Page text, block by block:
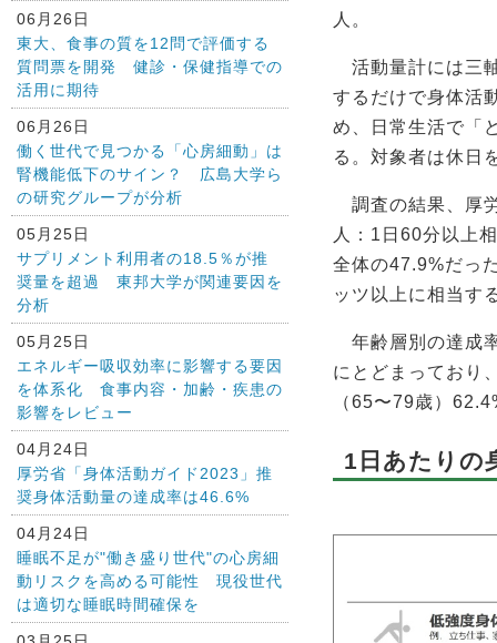
人。
活動量計には三
するだけで身体活
め、日常生活で「
る。対象者は休日
調査の結果、厚
人：1日60分以上
全体の47.9%だっ
ッツ以上に相当す
年齢層別の達成
にとどまっており
（65〜79歳）
1日あたりの
06月26日
東大、食事の質を12問で評価する
質問票を開発 健診・保健指導での
活用に期待
06月26日
働く世代で見つかる「心房細動」は
腎機能低下のサイン？ 広島大学ら
の研究グループが分析
05月25日
サプリメント利用者の18.5％が推
奨量を超過 東邦大学が関連要因を
分析
05月25日
エネルギー吸収効率に影響する要因
を体系化 食事内容・加齢・疾患の
影響をレビュー
04月24日
厚労省「身体活動ガイド2023」推
奨身体活動量の達成率は46.6%
04月24日
睡眠不足が"働き盛り世代"の心房細
動リスクを高める可能性 現役世代
は適切な睡眠時間確保を